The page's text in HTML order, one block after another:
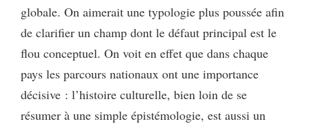
globale. On aimerait une typologie plus poussée afin
de clarifier un champ dont le défaut principal est le
flou conceptuel. On voit en effet que dans chaque
pays les parcours nationaux ont une importance
décisive : l’histoire culturelle, bien loin de se
résumer à une simple épistémologie, est aussi un